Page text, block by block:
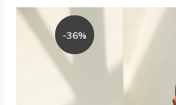
-36%
-36%